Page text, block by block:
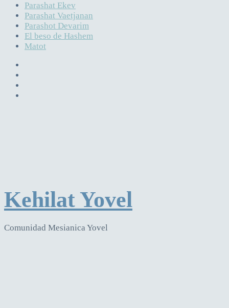
Parashat Ekev
Parashat Vaetjanan
Parashot Devarim
El beso de Hashem
Matot
Kehilat Yovel
Comunidad Mesianica Yovel